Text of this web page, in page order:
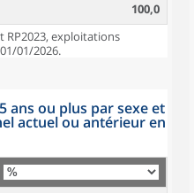
100,0
RP2023, exploitations
01/2026.
ans ou plus par sexe et
actuel ou antérieur en